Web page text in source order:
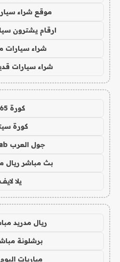
موقع شراء
ارقام يشترون
شراء سيارات
شراء سيارات
كورة 365
كورة
جول العرب goalarab
بث مباشر ريال
يلا لايف
ريال مدريد
برشلونة
مباريات